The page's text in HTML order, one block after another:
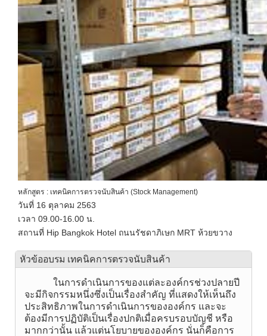
หลักสูตร : เทคนิคการตรวจนับสินค้า (Stock Management)
วันที่ 16 ตุลาคม 2563
เวลา 09.00-16.00 น.
สถานที่ Hip Bangkok Hotel ถนนรัชดาภิเษก MRT ห้วยขวาง
หัวข้ออบรม เทคนิคการตรวจนับสินค้า
ในการดำเนินการของแต่ละองค์กรช่วงปลายปี
จะมีกิจกรรมหนึ่งซึ่งเป็นเรื่องสำคัญ ที่แสดงให้เห็นถึง
ประสิทธิภาพในการดำเนินการขององค์กร และจะ
ต้องมีการปฏิบัติเป็นเรื่องปกติเมื่อครบรอบบัญชี หรือ
มากกว่านั้น แล้วแต่นโยบายขององค์กร นั่นก็คือการ